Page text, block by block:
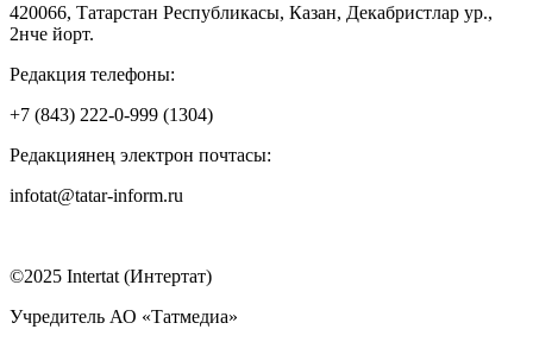
420066, Татарстан Республикасы, Казан, Декабристлар ур.,
2нче йорт.
Редакция телефоны:
+7 (843) 222-0-999 (1304)
Редакциянең электрон почтасы:
infotat@tatar-inform.ru
©2025 Intertat (Интертат)
Учредитель АО «Татмедиа»